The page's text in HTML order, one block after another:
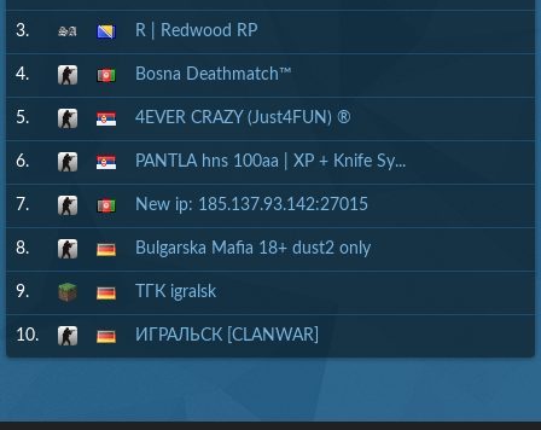
3. R | Redwood RP
4. Bosna Deathmatch™
5. 4EVER CRAZY (Just4FUN) ®
6. PANTLA hns 100aa | XP + Knife Sy...
7. New ip: 185.137.93.142:27015
8. Bulgarska Mafia 18+ dust2 only
9. ТГК igralsk
10. ИГРАЛЬСК [CLANWAR]